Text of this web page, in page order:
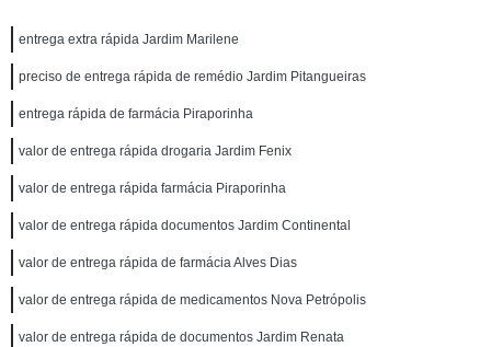
entrega extra rápida Jardim Marilene
preciso de entrega rápida de remédio Jardim Pitangueiras
entrega rápida de farmácia Piraporinha
valor de entrega rápida drogaria Jardim Fenix
valor de entrega rápida farmácia Piraporinha
valor de entrega rápida documentos Jardim Continental
valor de entrega rápida de farmácia Alves Dias
valor de entrega rápida de medicamentos Nova Petrópolis
valor de entrega rápida de documentos Jardim Renata